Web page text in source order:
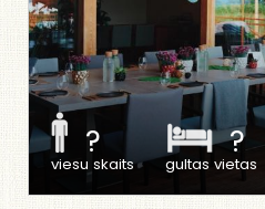
?
viesu skaits
?
gultas vietas